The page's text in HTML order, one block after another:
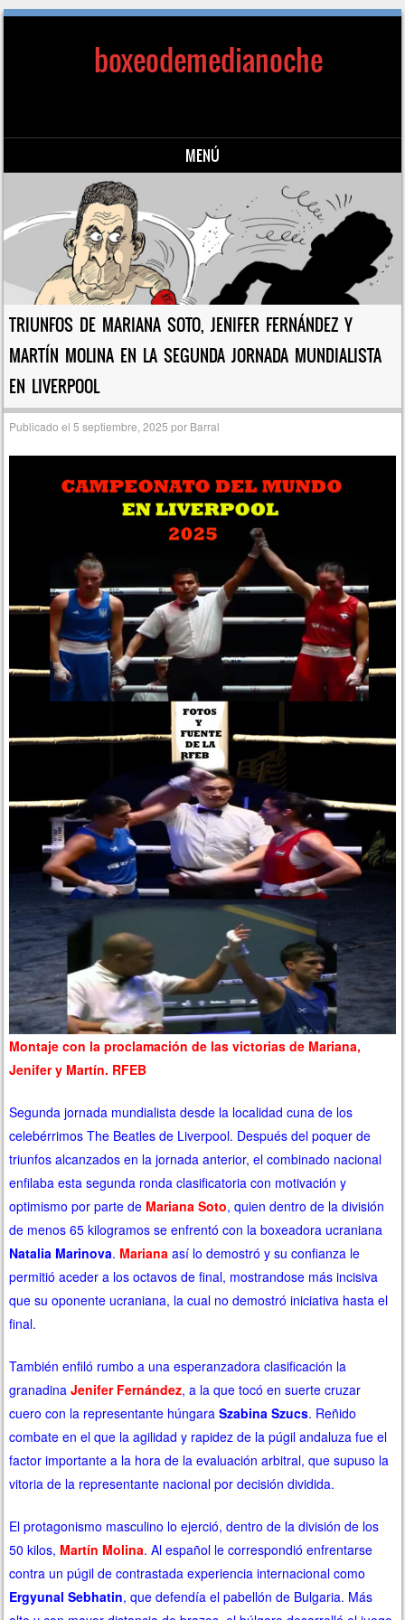
boxeodemedianoche
MENÚ
Saltar al contenido
TRIUNFOS DE MARIANA SOTO, JENIFER FERNÁNDEZ Y
MARTÍN MOLINA EN LA SEGUNDA JORNADA MUNDIALISTA
EN LIVERPOOL
Publicado el5 septiembre, 2025 por Barral
Montaje con la proclamación de las victorias de Mariana,
Jenifer y Martín. RFEB
Segunda jornada mundialista desde la localidad cuna de los
celebérrimos The Beatles de Liverpool. Después del poquer de
triunfos alcanzados en la jornada anterior, el combinado nacional
enfilaba esta segunda ronda clasificatoria con motivación y
optimismo por parte de Mariana Soto, quien dentro de la división
de menos 65 kilogramos se enfrentó con la boxeadora ucraniana
Natalia Marinova. Mariana así lo demostró y su confianza le
permitió aceder a los octavos de final, mostrandose más incisiva
que su oponente ucraniana, la cual no demostró iniciativa hasta el
final.
También enfiló rumbo a una esperanzadora clasificación la
granadinaJenifer Fernández, a la que tocó en suerte cruzar
cuero con la representante húngaraSzabina Szucs. Reñido
combate en el que la agilidad y rapidez de la púgil andaluza fue el
factor importante a la hora de la evaluación arbitral, que supuso la
vitoria de la representante nacional por decisión dividida.
El protagonismo masculino lo ejerció, dentro de la división de los
50 kilos, Martín Molina. Al español le correspondió enfrentarse
contra un púgil de contrastada experiencia internacional como
Ergyunal Sebhatin, que defendía el pabellón de Bulgaria. Más